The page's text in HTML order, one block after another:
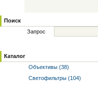
Поиск
Запрос
Каталог
Объективы (38)
Светофильтры (104)